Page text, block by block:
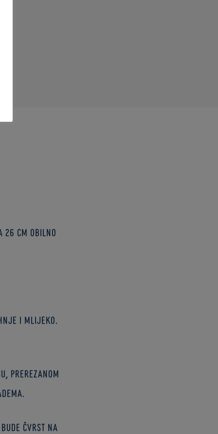
cm obilno
i mlijeko.
prerezanom
čvrst na